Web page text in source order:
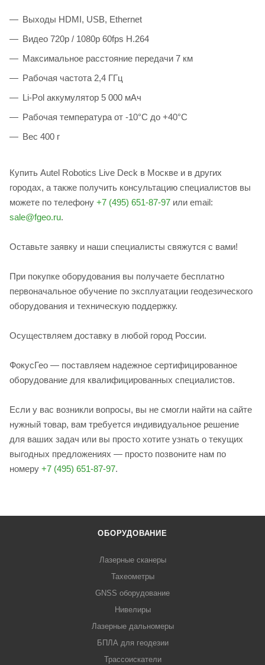
Выходы HDMI, USB, Ethernet
Видео 720p / 1080p 60fps H.264
Максимальное расстояние передачи 7 км
Рабочая частота 2,4 ГГц
Li-Pol аккумулятор 5 000 мАч
Рабочая температура от -10°C до +40°C
Вес 400 г
Купить Autel Robotics Live Deck в Москве и в других
городах, а также получить консультацию специалистов вы
можете по телефону +7 (495) 651-87-97 или email:
sale@fgeo.ru.
Оставьте заявку и наши специалисты свяжутся с вами!
При покупке оборудования вы получаете бесплатно
первоначальное обучение по эксплуатации геодезического
оборудования и техническую поддержку.
Осуществляем доставку в любой город России.
ФокусГео — поставляем надежное сертифицированное
оборудование для квалифицированных специалистов.
Если у вас возникли вопросы, вы не смогли найти на сайте
нужный товар, вам требуется индивидуальное решение
для ваших задач или вы просто хотите узнать о текущих
выгодных предложениях — просто позвоните нам по
номеру +7 (495) 651-87-97.
ОБОРУДОВАНИЕ
Лазерные сканеры
Тахеометры
GNSS оборудование
Нивелиры
Лазерные дальномеры
БПЛА для геодезии
Трассоискатели